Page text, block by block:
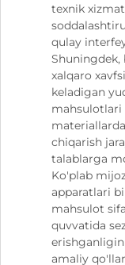
texnik
qulay
Shuningdek,
xalqaro
keladigan
chiqarish
talablarga
Ko'plab
apparatlari
mahsulot
quvvatida
amaliy